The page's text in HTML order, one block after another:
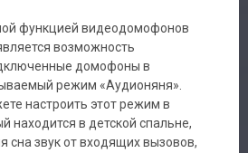
функцией видеодомофонов
возможность
домофоны в
режим «Аудионяня».
настроить этот режим в
находится в детской спальне,
сна звук от входящих вызовов,